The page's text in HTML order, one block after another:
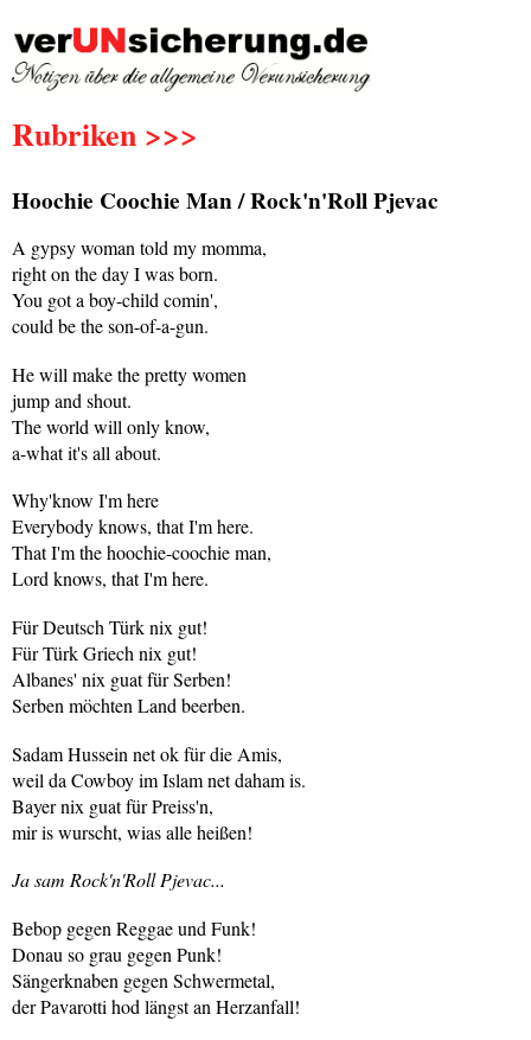
Rubriken >>>
Hoochie Coochie Man / Rock'n'Roll Pjevac
A gypsy woman told my momma,
right on the day I was born.
You got a boy-child comin',
could be the son-of-a-gun.
He will make the pretty women
jump and shout.
The world will only know,
a-what it's all about.
Why'know I'm here
Everybody knows, that I'm here.
That I'm the hoochie-coochie man,
Lord knows, that I'm here.
Für Deutsch Türk nix gut!
Für Türk Griech nix gut!
Albanes' nix guat für Serben!
Serben möchten Land beerben.
Sadam Hussein net ok für die Amis,
weil da Cowboy im Islam net daham is.
Bayer nix guat für Preiss'n,
mir is wurscht, wias alle heißen!
Ja sam Rock'n'Roll Pjevac...
Bebop gegen Reggae und Funk!
Donau so grau gegen Punk!
Sängerknaben gegen Schwermetal,
der Pavarotti hod längst an Herzanfall!